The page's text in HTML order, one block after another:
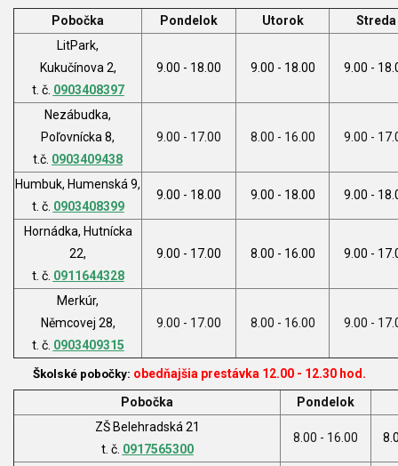
Pobočka Pondelok Utorok
Streda
LitPark,
Kukučínova 2,
t. č. 0903408397
9.00 - 18.00 9.00 - 18.00 9.00 -
Nezábudka,
Poľovnícka 8,
t.č. 0903409438
9.00 - 17.00 8.00 - 16.00 9.00 -
Humbuk, Humenská 9,
t. č. 0903408399
9.00 - 18.00 9.00 - 18.00 9.00 -
Hornádka, Hutnícka
22,
t. č. 0911644328
9.00 - 17.00 8.00 - 16.00 9.00 -
Merkúr,
Němcovej 28,
t. č. 0903409315
9.00 - 17.00 8.00 - 16.00 9.00 -
Školské pobočky: obedňajšia prestávka 12.00 - 12.30 hod.
Pobočka
Pondelok
ZŠ Belehradská 21
t. č. 0917565300
8.00 - 16.00